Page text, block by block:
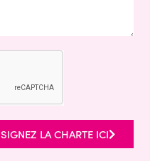
SIGNEZ LA CHARTE ICI